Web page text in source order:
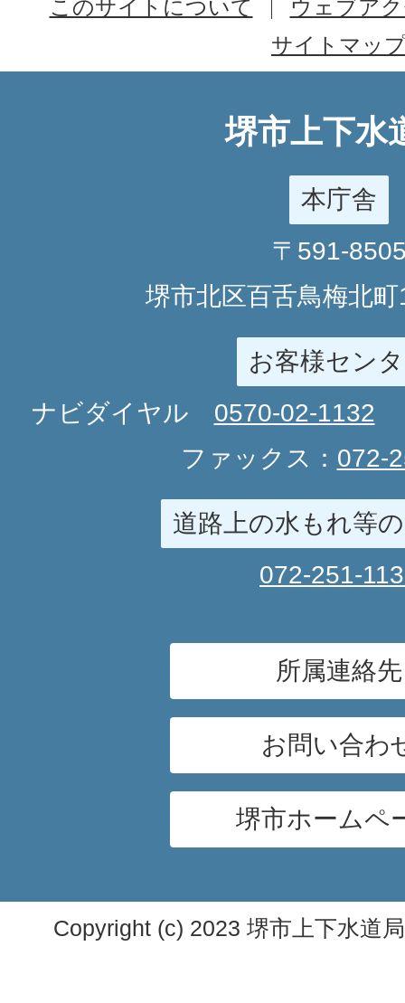
このサイトについて
ウェブア
サイトマッ
堺市上下水
本庁舎
〒591-
堺市北区百舌鳥梅北
お客様セン
ナビダイヤル 0570-02-1132
ファックス： 072-
道路上の水もれ等
072-251-
所属連絡先
お問い合わ
堺市ホームペ
Copyright (c) 2023 堺市上下水道